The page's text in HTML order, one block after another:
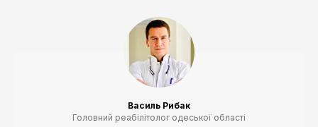
Василь Рибак
Головний реабілітолог одеської області